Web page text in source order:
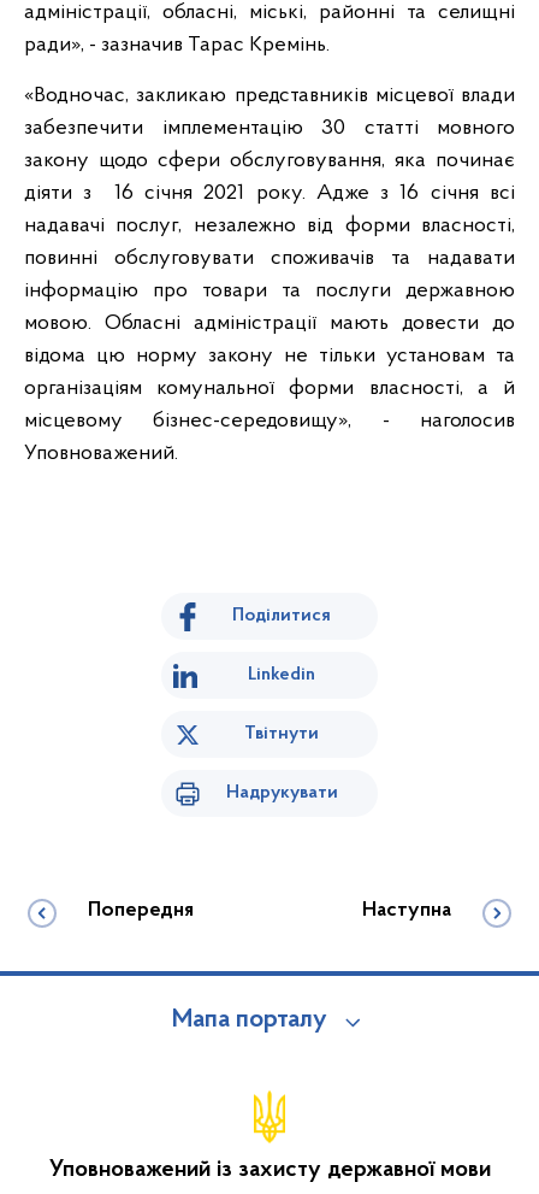
адміністрації, обласні, міські, районні та селищні
ради», - зазначив Тарас Кремінь.
«Водночас, закликаю представників місцевої влади
забезпечити імплементацію 30 статті мовного
закону щодо сфери обслуговування, яка починає
діяти з 16 січня 2021 року. Адже з 16 січня всі
надавачі послуг, незалежно від форми власності,
повинні обслуговувати споживачів та надавати
інформацію про товари та послуги державною
мовою. Обласні адміністрації мають довести до
відома цю норму закону не тільки установам та
організаціям комунальної форми власності, а й
місцевому бізнес-середовищу», - наголосив
Уповноважений.
Поділитися
Linkedin
Твітнути
Надрукувати
Попередня Наступна
Мапа порталу
Уповноважений із захисту державної мови